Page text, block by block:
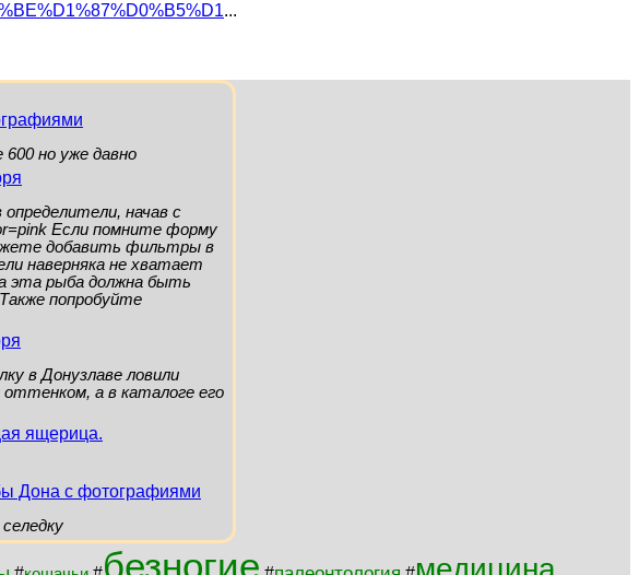
...
600 но уже давно
начав с
Если помните форму
добавить фильтры в
наверняка не хватает
эта рыба должна быть
попробуйте
в Донузлаве ловили
оттенком, а в каталоге его
ящерица.
Дона с фотографиями
безногие